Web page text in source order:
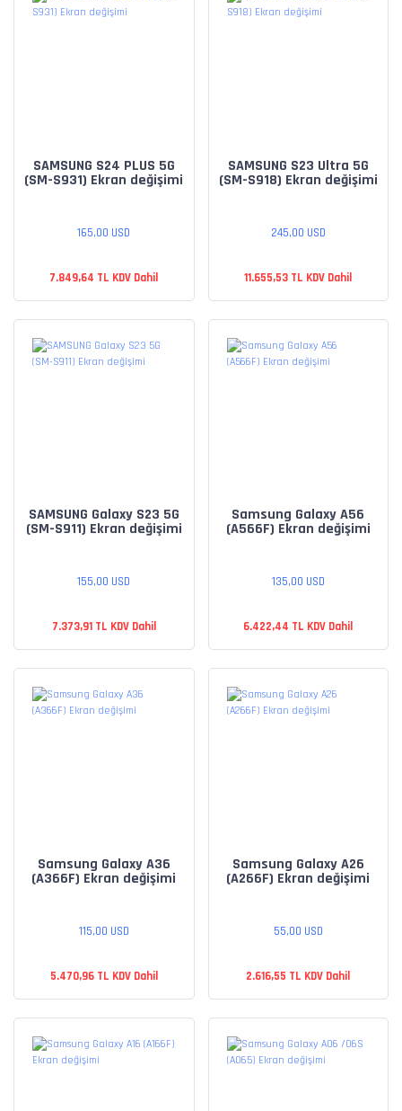
SAMSUNG S24 PLUS 5G
(SM-S931) Ekran değişimi
165,00 USD
7.849,64 TL KDV Dahil
SAMSUNG S23 Ultra 5G
(SM-S918) Ekran değişimi
245,00 USD
11.655,53 TL KDV Dahil
SAMSUNG Galaxy S23 5G
(SM-S911) Ekran değişimi
155,00 USD
7.373,91 TL KDV Dahil
Samsung Galaxy A56
(A566F) Ekran değişimi
135,00 USD
6.422,44 TL KDV Dahil
Samsung Galaxy A36
(A366F) Ekran değişimi
115,00 USD
5.470,96 TL KDV Dahil
Samsung Galaxy A26
(A266F) Ekran değişimi
55,00 USD
2.616,55 TL KDV Dahil